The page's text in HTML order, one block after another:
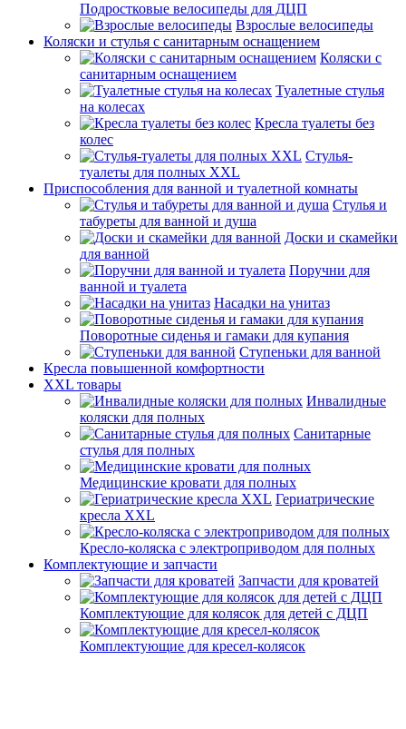
Подростковые велосипеды для ДЦП
Взрослые велосипеды
Коляски и стулья с санитарным оснащением
Коляски с
санитарным оснащением
Туалетные стулья
на колесах
Кресла туалеты без
колес
Стулья-
туалеты для полных XXL
Приспособления для ванной и туалетной комнаты
Стулья и
табуреты для ванной и душа
Доски и скамейки
для ванной
Поручни для
ванной и туалета
Насадки на унитаз
Поворотные сиденья и гамаки для купания
Ступеньки для ванной
Кресла повышенной комфортности
XXL товары
Инвалидные
коляски для полных
Санитарные
стулья для полных
Медицинские кровати для полных
Гериатрические
кресла XXL
Кресло-коляска с электроприводом для полных
Комплектующие и запчасти
Запчасти для кроватей
Комплектующие для колясок для детей с ДЦП
Комплектующие для кресел-колясок